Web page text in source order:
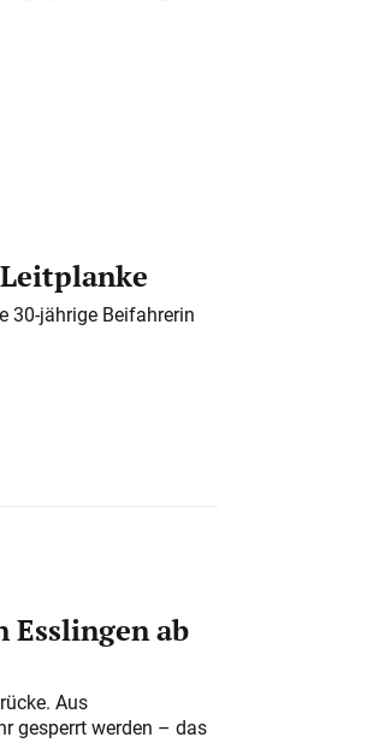
30-jährige Beifahrerin
Esslingen ab
Aus
gesperrt werden – das